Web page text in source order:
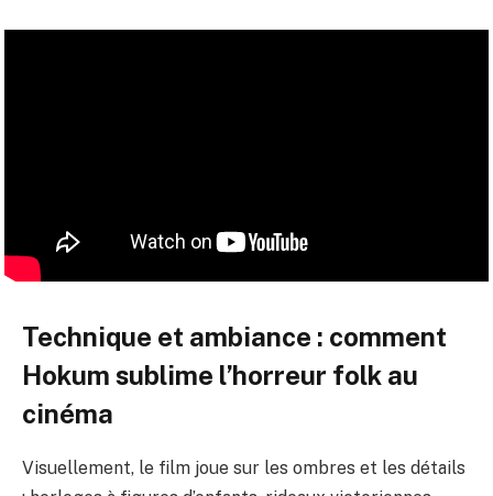
Technique et ambiance : comment
Hokum sublime l’horreur folk au
cinéma
Visuellement, le film joue sur les ombres et les détails